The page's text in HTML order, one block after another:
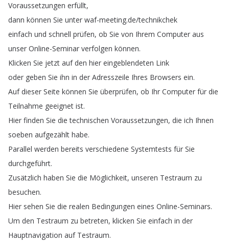
Voraussetzungen erfüllt,
dann können Sie unter waf-meeting.de/technikchek
einfach und schnell prüfen, ob Sie von Ihrem Computer aus
unser Online-Seminar verfolgen können.
Klicken Sie jetzt auf den hier eingeblendeten Link
oder geben Sie ihn in der Adresszeile Ihres Browsers ein.
Auf dieser Seite können Sie überprüfen, ob Ihr Computer für die
Teilnahme geeignet ist.
Hier finden Sie die technischen Voraussetzungen, die ich Ihnen
soeben aufgezählt habe.
Parallel werden bereits verschiedene Systemtests für Sie
durchgeführt.
Zusätzlich haben Sie die Möglichkeit, unseren Testraum zu
besuchen.
Hier sehen Sie die realen Bedingungen eines Online-Seminars.
Um den Testraum zu betreten, klicken Sie einfach in der
Hauptnavigation auf Testraum.